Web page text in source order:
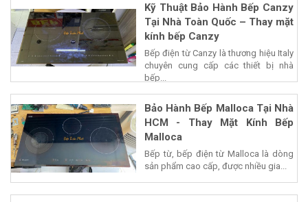
Kỹ Thuật Bảo Hành Bếp Canzy
Tại Nhà Toàn Quốc – Thay mặt
kính bếp Canzy
Bếp điện từ Canzy là thương hiệu Italy
chuyên cung cấp các thiết bị nhà
bếp...
Bảo Hành Bếp Malloca Tại Nhà
HCM - Thay Mặt Kính Bếp
Malloca
Bếp từ, bếp điện từ Malloca là dòng
sản phẩm cao cấp, được nhiều gia...